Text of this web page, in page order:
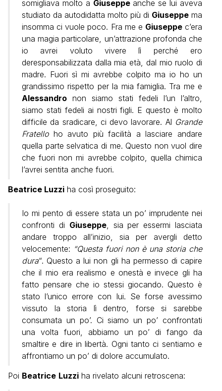
somigliava molto a Giuseppeanche se lui aveva
studiato da autodidatta molto più di Giuseppe ma
insomma ci vuole poco. Fra me e Giuseppec’era
una magia particolare, un’attrazione profonda che
io avrei voluto vivere lì perché ero
deresponsabilizzata dalla mia età, dal mio ruolo di
madre. Fuori sì mi avrebbe colpito ma io ho un
grandissimo rispetto per la mia famiglia. Tra me e
Alessandro non siamo stati fedeli l’un l’altro,
siamo stati fedeli ai nostri figli. E questo è molto
difficile da sradicare, ci devo lavorare. Al Grande
Fratelloho avuto più facilità a lasciare andare
quella parte selvatica di me. Questo non vuol dire
che fuori non mi avrebbe colpito, quella chimica
l’avrei sentita anche fuori.
Beatrice Luzzi ha così proseguito:
Io mi pento di essere stata un po’ imprudente nei
confronti di Giuseppe, sia per essermi lasciata
andare troppo all’inizio, sia per avergli detto
velocemente: “Questa fuori non è una storia che
dura“. Questo a lui non gli ha permesso di capire
che il mio era realismo e onestà e invece gli ha
fatto pensare che io stessi giocando. Questo è
stato l’unico errore con lui. Se forse avessimo
vissuto la storia lì dentro, forse si sarebbe
consumata un po’. Ci siamo un po’ confrontati
una volta fuori, abbiamo un po’ di fango da
smaltire e dire in libertà. Ogni tanto ci sentiamo e
affrontiamo un po’ di dolore accumulato.
Poi Beatrice Luzzi ha rivelato alcuni retroscena: